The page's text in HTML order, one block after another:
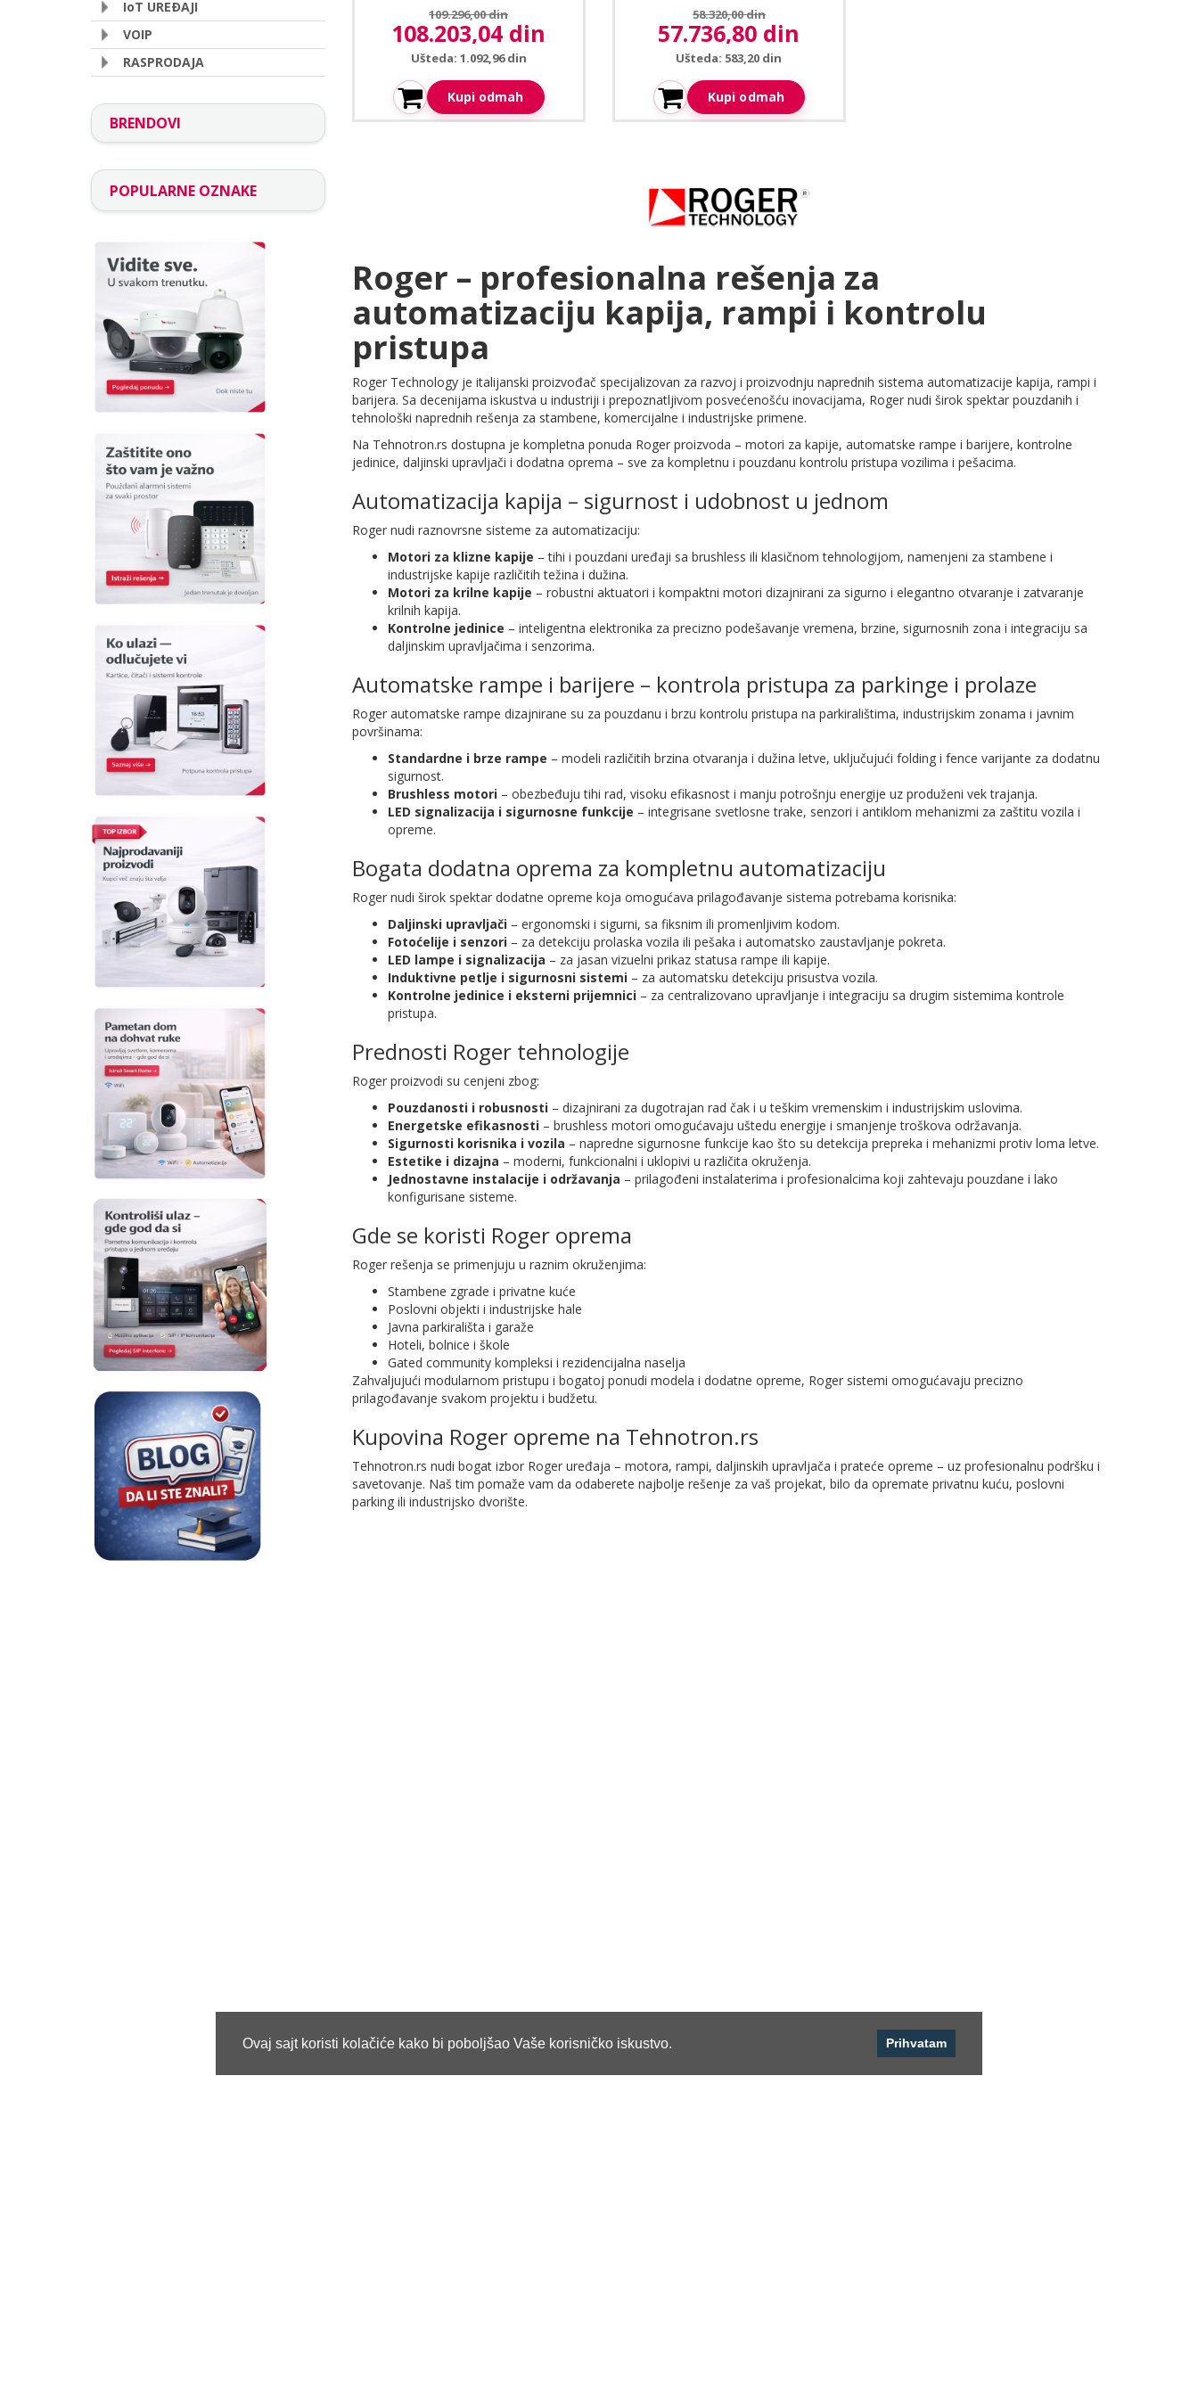
IoT UREÐAJI
VOIP
RASPRODAJA
BRENDOVI
POPULARNE OZNAKE
Prethodna cena:
109.296,00 din
Aktuelna cena:
108.203,04 din
Ušteda: 1.092,96 din
Kupi odmah
Prethodna cena:
58.320,00 din
Aktuelna cena:
57.736,80 din
Ušteda: 583,20 din
Kupi odmah
Roger – profesionalna rešenja za
automatizaciju kapija, rampi i kontrolu
pristupa
Roger Technology je italijanski proizvođač specijalizovan za razvoj i proizvodnju naprednih sistema automatizacije kapija, rampi i
barijera. Sa decenijama iskustva u industriji i prepoznatljivom posvećenošću inovacijama, Roger nudi širok spektar pouzdanih i
tehnološki naprednih rešenja za stambene, komercijalne i industrijske primene.
Na Tehnotron.rs dostupna je kompletna ponuda Roger proizvoda – motori za kapije, automatske rampe i barijere, kontrolne
jedinice, daljinski upravljači i dodatna oprema – sve za kompletnu i pouzdanu kontrolu pristupa vozilima i pešacima.
Automatizacija kapija – sigurnost i udobnost u jednom
Roger nudi raznovrsne sisteme za automatizaciju:
Motori za klizne kapije – tihi i pouzdani uređaji sa brushless ili klasičnom tehnologijom, namenjeni za stambene i
industrijske kapije različitih težina i dužina.
Motori za krilne kapije – robustni aktuatori i kompaktni motori dizajnirani za sigurno i elegantno otvaranje i zatvaranje
krilnih kapija.
Kontrolne jedinice – inteligentna elektronika za precizno podešavanje vremena, brzine, sigurnosnih zona i integraciju sa
daljinskim upravljačima i senzorima.
Automatske rampe i barijere – kontrola pristupa za parkinge i prolaze
Roger automatske rampe dizajnirane su za pouzdanu i brzu kontrolu pristupa na parkiralištima, industrijskim zonama i javnim
površinama:
Standardne i brze rampe – modeli različitih brzina otvaranja i dužina letve, uključujući folding i fence varijante za dodatnu
sigurnost.
Brushless motori– obezbeđuju tihi rad, visoku efikasnost i manju potrošnju energije uz produženi vek trajanja.
LED signalizacija i sigurnosne funkcije – integrisane svetlosne trake, senzori i antiklom mehanizmi za zaštitu vozila i
opreme.
Bogata dodatna oprema za kompletnu automatizaciju
Roger nudi širok spektar dodatne opreme koja omogućava prilagođavanje sistema potrebama korisnika:
Daljinski upravljači– ergonomski i sigurni, sa fiksnim ili promenljivim kodom.
Fotoćelije i senzori– za detekciju prolaska vozila ili pešaka i automatsko zaustavljanje pokreta.
LED lampe i signalizacija – za jasan vizuelni prikaz statusa rampe ili kapije.
Induktivne petlje i sigurnosni sistemi– za automatsku detekciju prisustva vozila.
Kontrolne jedinice i eksterni prijemnici– za centralizovano upravljanje i integraciju sa drugim sistemima kontrole
pristupa.
Prednosti Roger tehnologije
Roger proizvodi su cenjeni zbog:
Pouzdanosti i robusnosti– dizajnirani za dugotrajan rad čak i u teškim vremenskim i industrijskim uslovima.
Energetske efikasnosti– brushless motori omogućavaju uštedu energije i smanjenje troškova održavanja.
Sigurnosti korisnika i vozila – napredne sigurnosne funkcije kao što su detekcija prepreka i mehanizmi protiv loma letve.
Estetike i dizajna – moderni, funkcionalni i uklopivi u različita okruženja.
Jednostavne instalacije i održavanja – prilagođeni instalaterima i profesionalcima koji zahtevaju pouzdane i lako
konfigurisane sisteme.
Gde se koristi Roger oprema
Roger rešenja se primenjuju u raznim okruženjima:
Stambene zgrade i privatne kuće
Poslovni objekti i industrijske hale
Javna parkirališta i garaže
Hoteli, bolnice i škole
Gated community kompleksi i rezidencijalna naselja
Zahvaljujući modularnom pristupu i bogatoj ponudi modela i dodatne opreme, Roger sistemi omogućavaju precizno
prilagođavanje svakom projektu i budžetu.
Kupovina Roger opreme na Tehnotron.rs
Tehnotron.rs nudi bogat izbor Roger uređaja – motora, rampi, daljinskih upravljača i prateće opreme – uz profesionalnu podršku i
savetovanje. Naš tim pomaže vam da odaberete najbolje rešenje za vaš projekat, bilo da opremate privatnu kuću, poslovni
parking ili industrijsko dvorište.
Ovaj sajt koristi kolačiće kako bi poboljšao Vaše korisničko iskustvo. Prihvatam